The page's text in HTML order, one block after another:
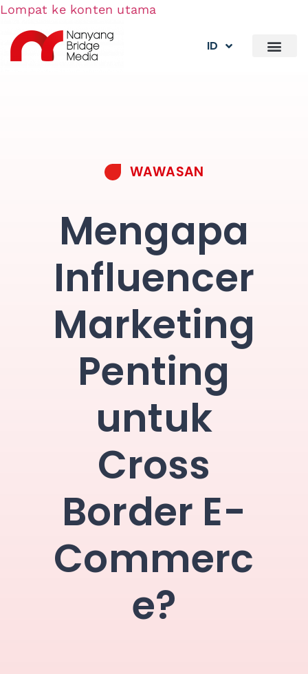
Lompat ke konten utama
ID
WAWASAN
Mengapa
Influencer
Marketing
Penting
untuk
Cross
Border E-
Commerc
e?